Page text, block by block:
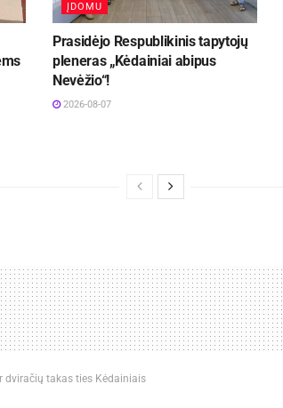
ĮDOMU
Prasidėjo Respublikinis tapytojų
pleneras „Kėdainiai abipus
Nevėžio“!
2026-08-07
dviračių takas ties Kėdainiais